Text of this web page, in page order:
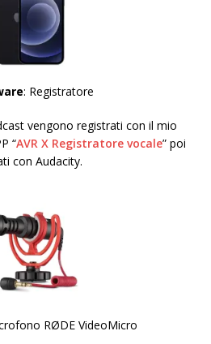
: Registratore
vengono registrati con il mio
“AVR X Registratore vocale” poi
con Audacity.
RØDE VideoMicro